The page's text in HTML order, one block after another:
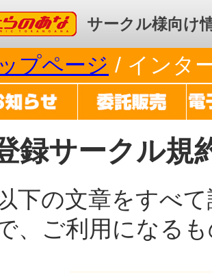
クとらのあな サークル様向け
プページ / インタ
録サークル規
下の文章をすべ
、ご利用になる